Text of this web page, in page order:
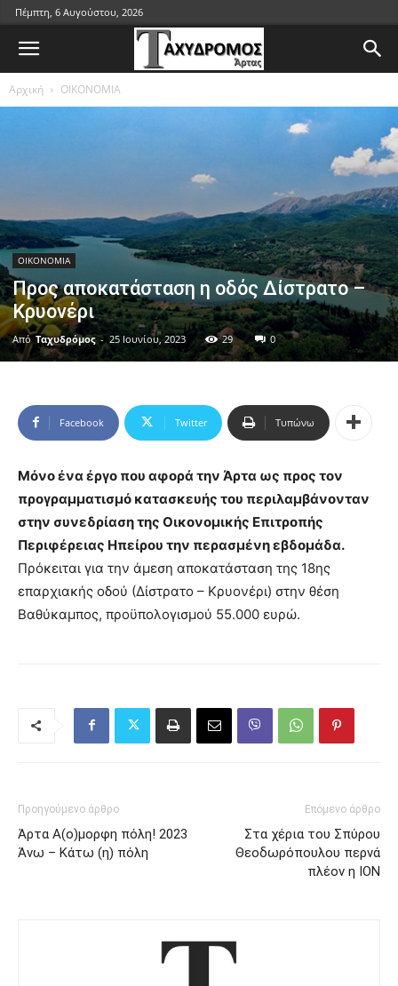
Πέμπτη, 6 Αυγούστου, 2026
Αρχική ΟΙΚΟΝΟΜΙΑ
ΟΙΚΟΝΟΜΙΑ
Προς αποκατάσταση η οδός Δίστρατο –
Κρυονέρι
Από Ταχυδρόμος - 25 Ιουνίου, 2023 29 0
Facebook Twitter Τυπώνω
Μόνο ένα έργο που αφορά την Άρτα ως προς τον
προγραμματισμό κατασκευής του περιλαμβάνονταν
στην συνεδρίαση της Οικονομικής Επιτροπής
Περιφέρειας Ηπείρου την περασμένη εβδομάδα.
Πρόκειται για την άμεση αποκατάσταση της 18ης
επαρχιακής οδού (Δίστρατο – Κρυονέρι) στην θέση
Βαθύκαμπος, προϋπολογισμού 55.000 ευρώ.
Προηγούμενο άρθρο
Άρτα Α(ο)μορφη πόλη! 2023
Άνω – Κάτω (η) πόλη
Επόμενο άρθρο
Στα χέρια του Σπύρου
Θεοδωρόπουλου περνά
πλέον η ΙΟΝ